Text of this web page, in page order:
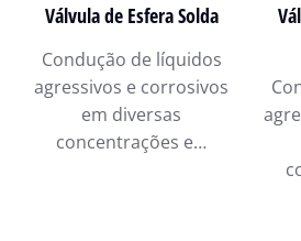
Válvula de Esfera Solda
Condução de líquidos
agressivos e corrosivos
em diversas
concentrações e…